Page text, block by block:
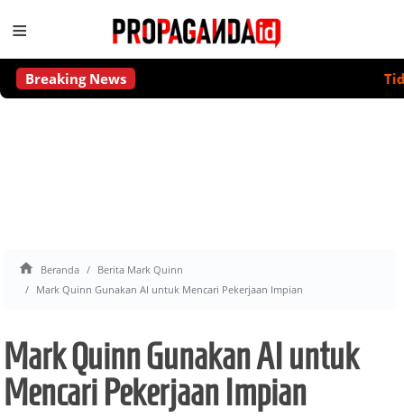
≡
Breaking News Tidak
 Beranda
Berita Mark Quinn
Mark Quinn Gunakan AI untuk Mencari Pekerjaan Impian
Mark Quinn Gunakan AI untuk
Mencari Pekerjaan Impian